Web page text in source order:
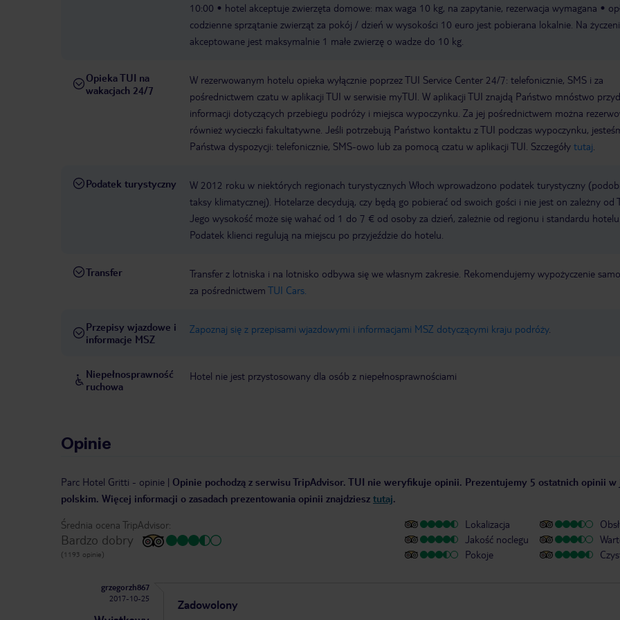
10:00
hotel akceptuje zwierzęta domowe: max waga 10 kg, na zapytanie, rezerwacja wymagana
codzienne sprzątanie zwierząt za pokój / dzień w wysokości 10 euro jest pobierana lokalnie. Na
akceptowane jest maksymalnie 1 małe zwierzę o wadze do 10 kg.
Opieka TUI na
wakacjach 24/7
W rezerwowanym hotelu opieka wyłącznie poprzez TUI Service Center 24/7: telefonicznie, SMS i za
pośrednictwem czatu w aplikacji TUI w serwisie myTUI. W aplikacji TUI znajdą Państwo mnóstwo
informacji dotyczących przebiegu podróży i miejsca wypoczynku. Za jej pośrednictwem można
również wycieczki fakultatywne. Jeśli potrzebują Państwo kontaktu z TUI podczas wypoczynku,
Państwa dyspozycji: telefonicznie, SMS-owo lub za pomocą czatu w aplikacji TUI. Szczegóły tutaj
Podatek turystyczny
W 2012 roku w niektórych regionach turystycznych Włoch wprowadzono podatek turystyczny
taksy klimatycznej). Hotelarze decydują, czy będą go pobierać od swoich gości i nie jest on zależny od
Jego wysokość może się wahać od 1 do 7 € od osoby za dzień, zależnie od regionu i standardu hotelu.
Podatek klienci regulują na miejscu po przyjeździe do hotelu.
Transfer
Transfer z lotniska i na lotnisko odbywa się we własnym zakresie. Rekomendujemy wypożyczenie
za pośrednictwem TUI Cars.
Przepisy wjazdowe i
informacje MSZ
Zapoznaj się z przepisami wjazdowymi i informacjami MSZ dotyczącymi kraju podróży.
Niepełnosprawność
ruchowa
Hotel nie jest przystosowany dla osób z niepełnosprawnościami
Opinie
Parc Hotel Gritti - opinie | Opinie pochodzą z serwisu TripAdvisor. TUI nie weryfikuje opinii. Prezentujemy 5 ostatnich opinii w
polskim. Więcej informacji o zasadach prezentowania opinii znajdziesz tutaj.
Średnia ocena TripAdvisor:
Bardzo dobry
(1193 opinie)
Lokalizacja
Jakość noclegu
Pokoje
grzegorzh867
2017-10-25
Zadowolony